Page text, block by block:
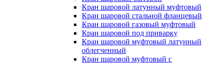
Кран шаровой латунный муфтовый
Кран шаровой стальной фланцевый
Кран шаровой газовый муфтовый
Кран шаровой под приварку
Кран шаровой муфтовый латунный
облегченный
Кран шаровой муфтовый с